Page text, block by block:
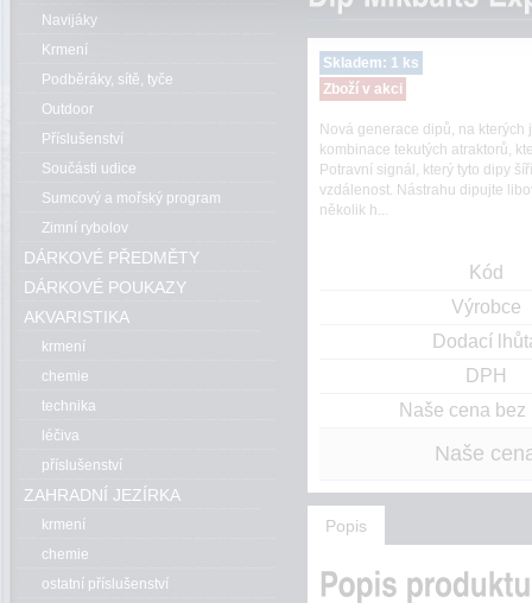
Skladem: 1 ks
Zboží v akci
Nová generace dipů, na
kombinace tekutých atraktorů,
Potravní signál, který tyto dipy
vzdálenost. Nástrahu dipujte
několik h...
Kód
Výrobce
Dodací
DPH
Naše cena bez
Naše
Popis
Navijáky
Krmení
Podběráky, sítě, tyče
Outdoor
Příslušenství
Součásti udice
Sumcový a mořský program
Zimní rybolov
DÁRKOVÉ PŘEDMĚTY
DÁRKOVÉ POUKAZY
AKVARISTIKA
krmení
chemie
technika
léčiva
příslušenství
ZAHRADNÍ JEZÍRKA
krmení
chemie
ostatní příslušenství